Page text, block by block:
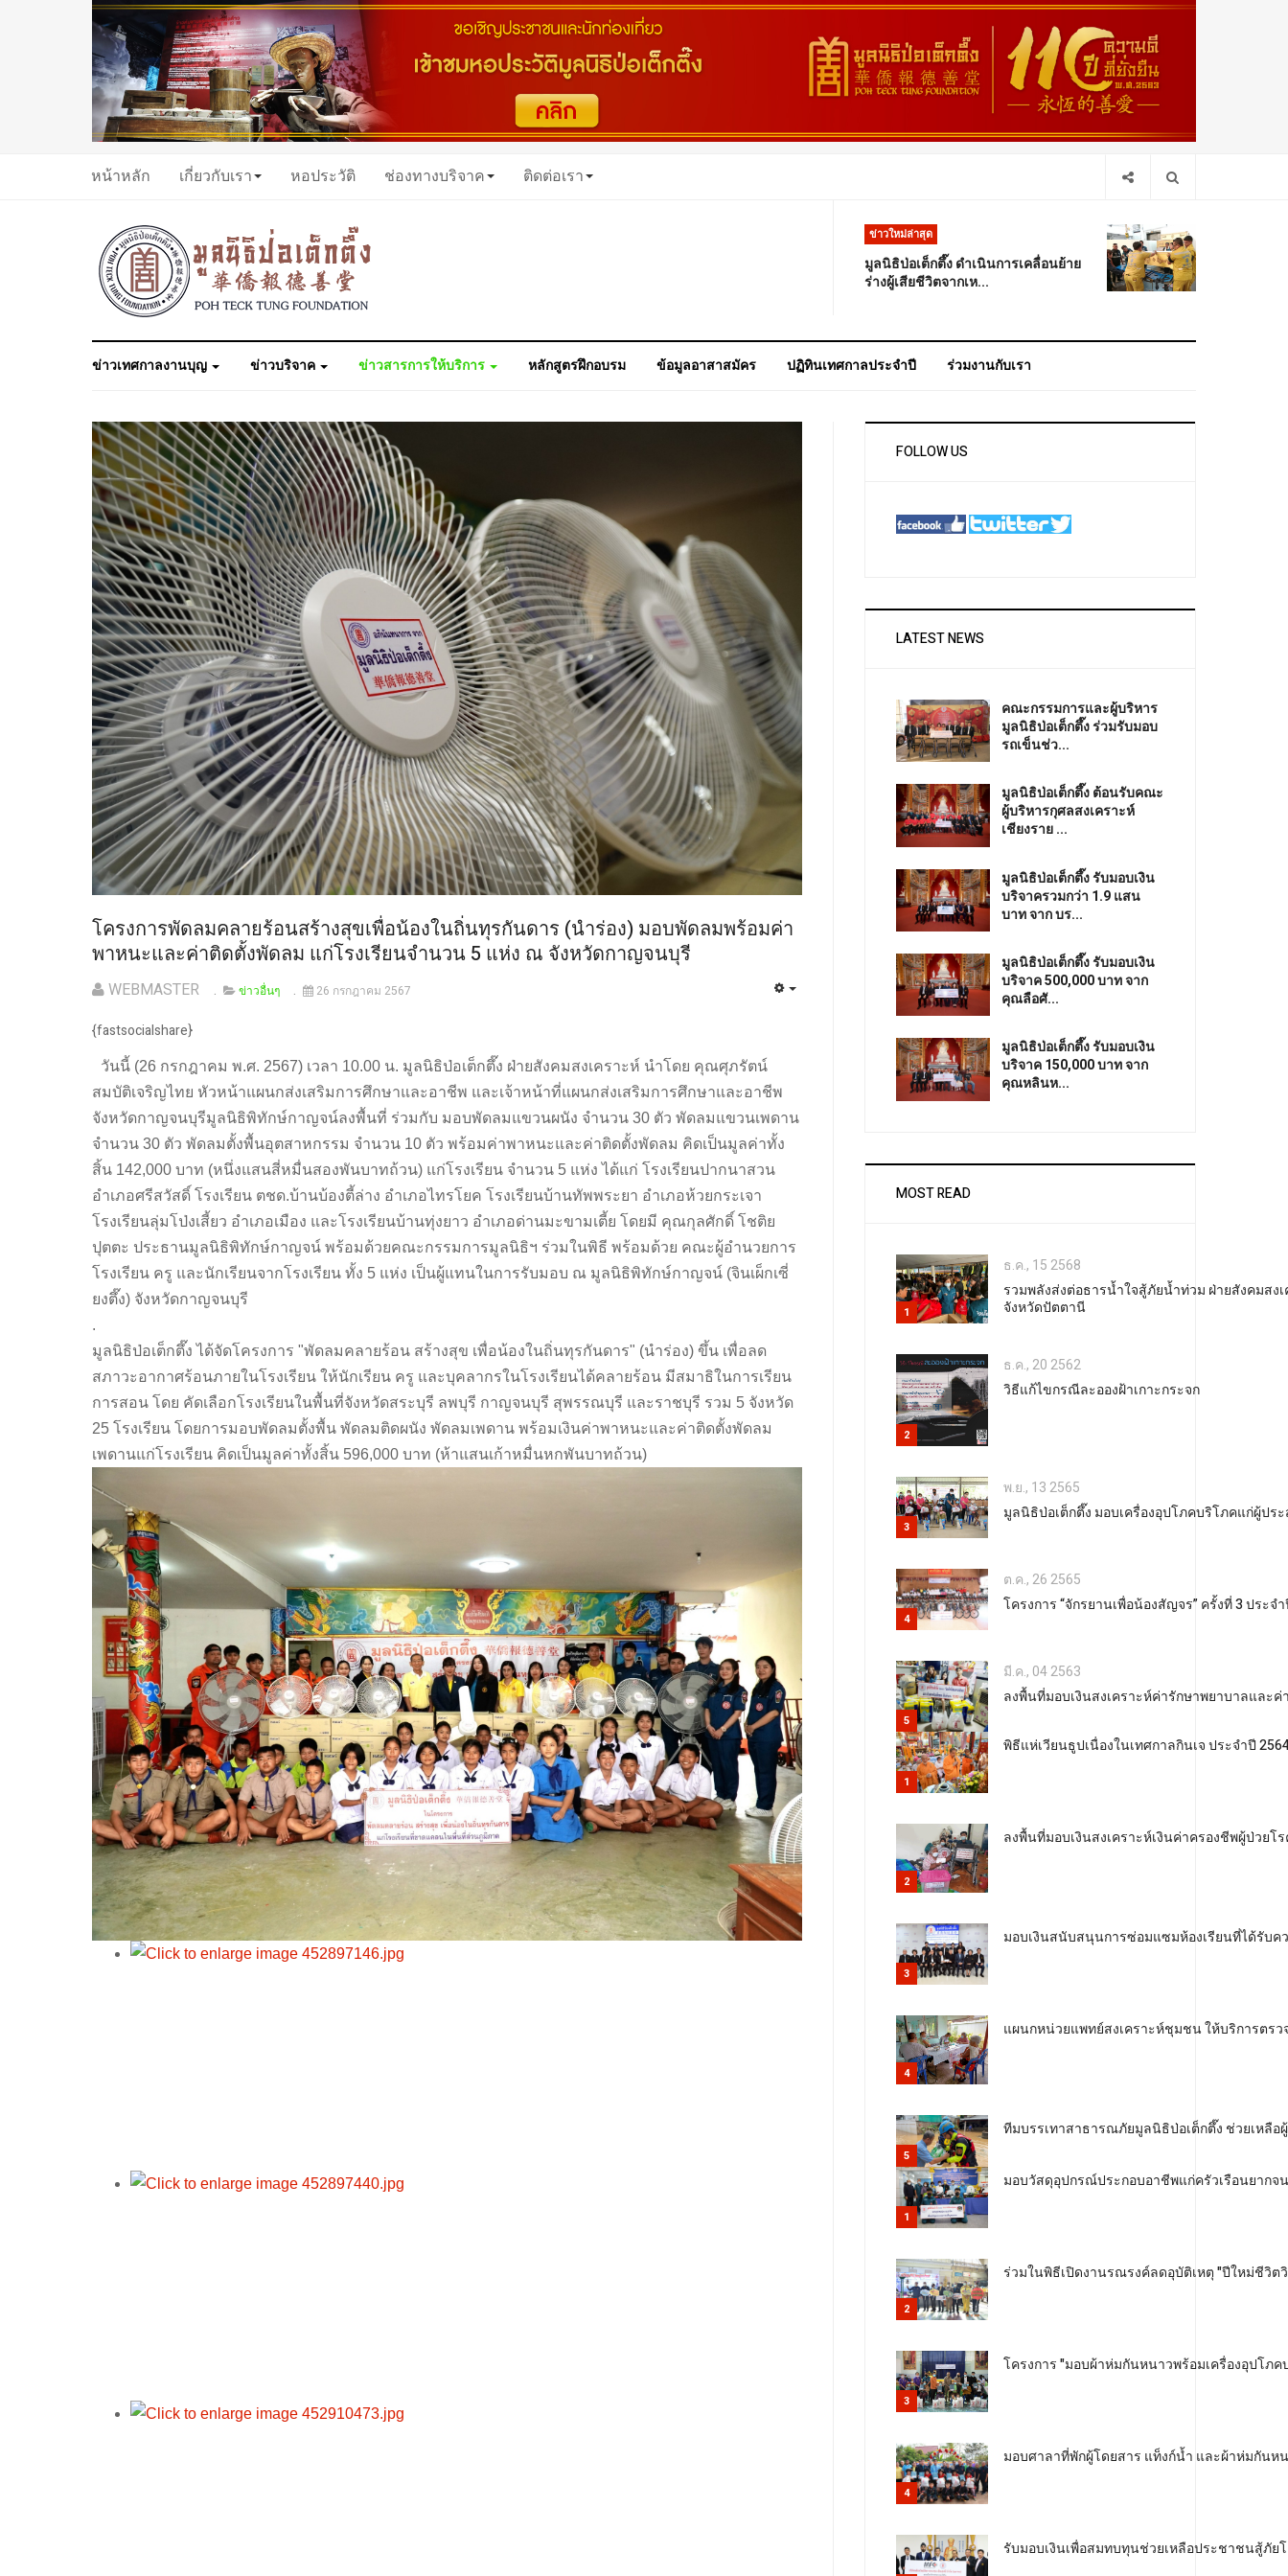
หน้าหลัก เกี่ยวกับเรา หอประวัติ ช่องทางบริจาค ติดต่อเรา
ข่าวใหม่ล่าสุด
มูลนิธิป่อเต็กตึ๊ง ดำเนินการเคลื่อนย้าย
ร่างผู้เสียชีวิตจากเห...
ข่าวเทศกาลงานบุญ ข่าวบริจาค ข่าวสารการให้บริการ หลักสูตรฝึกอบรม ข้อมูลอาสาสมัคร ปฏิทินเทศกาลประจำปี ร่วมงานกับเรา
โครงการพัดลมคลายร้อนสร้างสุขเพื่อน้องในถิ่นทุรกันดาร (นำร่อง) มอบพัดลมพร้อมค่า
พาหนะและค่าติดตั้งพัดลม แก่โรงเรียนจำนวน 5 แห่ง ณ จังหวัดกาญจนบุรี
WEBMASTER ข่าวอื่นๆ 26 กรกฎาคม 2567
{fastsocialshare}
วันนี้ (26 กรกฎาคม พ.ศ. 2567) เวลา 10.00 น. มูลนิธิป่อเต็กตึ๊ง ฝ่ายสังคมสงเคราะห์ นำโดย คุณศุภรัตน์
สมบัติเจริญไทย หัวหน้าแผนกส่งเสริมการศึกษาและอาชีพ และเจ้าหน้าที่แผนกส่งเสริมการศึกษาและอาชีพ
ลงพื้นที่
จังหวัดกาญจนบุรี ร่วมกับ
มูลนิธิพิทักษ์กาญจน์
มอบพัดลมแขวนผนัง จำนวน 30 ตัว พัดลมแขวนเพดาน
จำนวน 30 ตัว พัดลมตั้งพื้นอุตสาหกรรม จำนวน 10 ตัว พร้อมค่าพาหนะและค่าติดตั้งพัดลม คิดเป็นมูลค่าทั้ง
สิ้น 142,000 บาท (หนึ่งแสนสี่หมื่นสองพันบาทถ้วน) แก่โรงเรียน จำนวน 5 แห่ง ได้แก่ โรงเรียนปากนาสวน
อำเภอศรีสวัสดิ์ โรงเรียน ตชด.บ้านบ้องตี้ล่าง อำเภอไทรโยค โรงเรียนบ้านทัพพระยา อำเภอห้วยกระเจา
โรงเรียนลุ่มโป่งเสี้ยว อำเภอเมือง และโรงเรียนบ้านทุ่งยาว อำเภอด่านมะขามเตี้ย โดยมี คุณกุลศักดิ์ โชติย
ปุตตะ ประธานมูลนิธิพิทักษ์กาญจน์ พร้อมด้วยคณะกรรมการมูลนิธิฯ ร่วมในพิธี พร้อมด้วย คณะผู้อำนวยการ
โรงเรียน ครู และนักเรียนจากโรงเรียน ทั้ง 5 แห่ง เป็นผู้แทนในการรับมอบ ณ มูลนิธิพิทักษ์กาญจน์ (จินเผ็กเซี่
ยงตึ๊ง) จังหวัดกาญจนบุรี
.
มูลนิธิป่อเต็กตึ๊ง ได้จัดโครงการ "พัดลมคลายร้อน สร้างสุข เพื่อน้องในถิ่นทุรกันดาร" (นำร่อง) ขึ้น เพื่อลด
สภาวะอากาศร้อนภายในโรงเรียน ให้นักเรียน ครู และบุคลากรในโรงเรียนได้คลายร้อน มีสมาธิในการเรียน
การสอน โดย คัดเลือกโรงเรียนในพื้นที่จังหวัดสระบุรี ลพบุรี กาญจนบุรี สุพรรณบุรี และราชบุรี รวม 5 จังหวัด
25 โรงเรียน โดยการมอบพัดลมตั้งพื้น พัดลมติดผนัง พัดลมเพดาน พร้อมเงินค่าพาหนะและค่าติดตั้งพัดลม
เพดานแก่โรงเรียน คิดเป็นมูลค่าทั้งสิ้น 596,000 บาท (ห้าแสนเก้าหมื่นหกพันบาทถ้วน)
FOLLOW US
LATEST NEWS
คณะกรรมการและผู้บริหาร
มูลนิธิป่อเต็กตึ๊ง ร่วมรับมอบ
รถเข็นช่ว...
มูลนิธิป่อเต็กตึ๊ง ต้อนรับคณะ
ผู้บริหารกุศลสงเคราะห์
เชียงราย ...
มูลนิธิป่อเต็กตึ๊ง รับมอบเงิน
บริจาครวมกว่า 1.9 แสน
บาท จาก บร...
มูลนิธิป่อเต็กตึ๊ง รับมอบเงิน
บริจาค 500,000 บาท จาก
คุณลือศั...
มูลนิธิป่อเต็กตึ๊ง รับมอบเงิน
บริจาค 150,000 บาท จาก
คุณหลินห...
MOST READ
1
ธ.ค., 15 2568
รวมพลังส่งต่อธารน้ำใจสู้ภัยน้ำท่วม ฝ่ายสังคมสง
จังหวัดปัตตานี
2
ธ.ค., 20 2562
วิธีแก้ไขกรณีละอองฝ้าเกาะกระจก
3
พ.ย., 13 2565
มูลนิธิป่อเต็กตึ๊ง มอบเครื่องอุปโภคบริโภคแก่ผู้ป
4
ต.ค., 26 2565
โครงการ “จักรยานเพื่อน้องสัญจร” ครั้งที่ 3 ประ
5
มี.ค., 04 2563
ลงพื้นที่มอบเงินสงเคราะห์ค่ารักษาพยาบาลและ
1
พิธีแห่เวียนธูปเนื่องในเทศกาลกินเจ ประจำปี
2
ลงพื้นที่มอบเงินสงเคราะห์เงินค่าครองชีพผู้ป่วยโ
3
มอบเงินสนับสนุนการซ่อมแซมห้องเรียนที่ได้รับค
4
แผนกหน่วยแพทย์สงเคราะห์ชุมชน ให้บริการตร
5
ทีมบรรเทาสาธารณภัยมูลนิธิป่อเต็กตึ๊ง ช่วยเหลื
1
มอบวัสดุอุปกรณ์ประกอบอาชีพแก่ครัวเรือนยาก
2
ร่วมในพิธีเปิดงานรณรงค์ลดอุบัติเหตุ "ปีใหม่ชีวิ
3
โครงการ "มอบผ้าห่มกันหนาวพร้อมเครื่องอุปโภ
4
มอบศาลาที่พักผู้โดยสาร แท็งก์น้ำ และผ้าห่มกันห
รับมอบเงินเพื่อสมทบทุนช่วยเหลือประชาชนสู้ภัย